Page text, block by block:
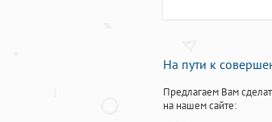
На пути к
Предлагаем Вам
на нашем сайте: